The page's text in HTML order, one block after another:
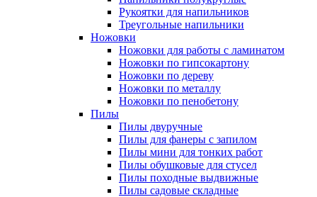
Рукоятки для напильников
Треугольные напильники
Ножовки
Ножовки для работы с ламинатом
Ножовки по гипсокартону
Ножовки по дереву
Ножовки по металлу
Ножовки по пенобетону
Пилы
Пилы двуручные
Пилы для фанеры с запилом
Пилы мини для тонких работ
Пилы обушковые для стусел
Пилы походные выдвижные
Пилы садовые складные